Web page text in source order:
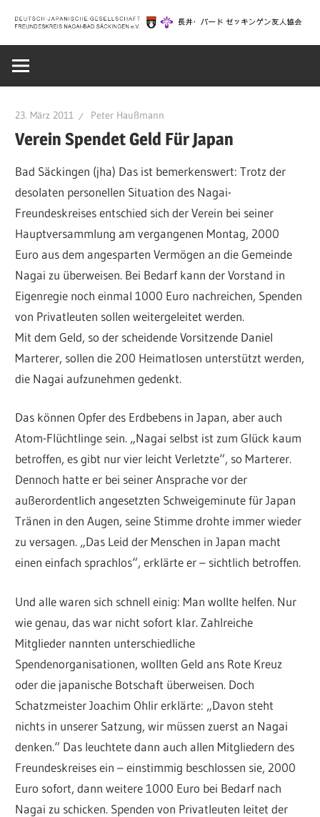
Inhalt
Deutsch-
Japanische
Gesellschaft
Bad
Säckingen
|
Freundeskreis
Nagai
23. März 2011 Peter Haußmann
Verein Spendet Geld Für Japan
Bad Säckingen (jha) Das ist bemerkenswert: Trotz der
desolaten personellen Situation des Nagai-
Freundeskreises entschied sich der Verein bei seiner
Hauptversammlung am vergangenen Montag, 2000
Euro aus dem angesparten Vermögen an die Gemeinde
Nagai zu überweisen. Bei Bedarf kann der Vorstand in
Eigenregie noch einmal 1000 Euro nachreichen, Spenden
von Privatleuten sollen weitergeleitet werden.
Mit dem Geld, so der scheidende Vorsitzende Daniel
Marterer, sollen die 200 Heimatlosen unterstützt werden,
die Nagai aufzunehmen gedenkt.
Das können Opfer des Erdbebens in Japan, aber auch
Atom-Flüchtlinge sein. „Nagai selbst ist zum Glück kaum
betroffen, es gibt nur vier leicht Verletzte“, so Marterer.
Dennoch hatte er bei seiner Ansprache vor der
außerordentlich angesetzten Schweigeminute für Japan
Tränen in den Augen, seine Stimme drohte immer wieder
zu versagen. „Das Leid der Menschen in Japan macht
einen einfach sprachlos“, erklärte er – sichtlich betroffen.
Und alle waren sich schnell einig: Man wollte helfen. Nur
wie genau, das war nicht sofort klar. Zahlreiche
Mitglieder nannten unterschiedliche
Spendenorganisationen, wollten Geld ans Rote Kreuz
oder die japanische Botschaft überweisen. Doch
Schatzmeister Joachim Ohlir erklärte: „Davon steht
nichts in unserer Satzung, wir müssen zuerst an Nagai
denken.“ Das leuchtete dann auch allen Mitgliedern des
Freundeskreises ein – einstimmig beschlossen sie, 2000
Euro sofort, dann weitere 1000 Euro bei Bedarf nach
Nagai zu schicken. Spenden von Privatleuten leitet der